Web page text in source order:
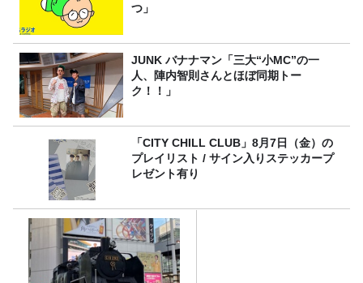
つ」
JUNK バナナマン「三大“小MC”の一
人、陣内智則さんとほぼ同期トー
ク！！」
「CITY CHILL CLUB」8月7日（金）の
プレイリスト / サイン入りステッカープ
レゼント有り